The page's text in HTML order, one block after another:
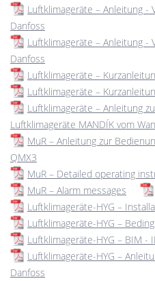
Luftklimageräte – Anleitung -
Danfoss
Luftklimageräte – Anleitung -
Danfoss
Luftklimageräte –
Luftklimageräte –
Luftklimageräte – Anleitung
Luftklimageräte MANDÍK vom
MuR – Anleitung zur
QMX3
MuR – Detailed operating
MuR – Alarm messages
Luftklimageräte-HYG –
Luftklimageräte-HYG –
Luftklimageräte-HYG – BIM -
Luftklimageräte-HYG –
Danfoss